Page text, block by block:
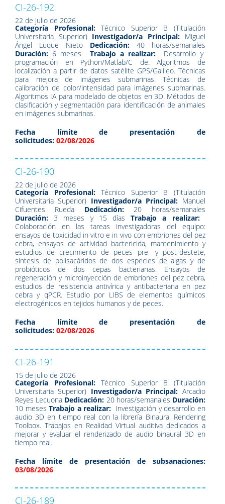
CI-26-192
22 de julio de 2026
Categoría Profesional:Técnico Superior B (Titulación
Universitaria Superior) Investigador/a Principal: Miguel
Ángel Luque Nieto Dedicación: 40 horas/semanales
Duración: 6 meses Trabajo a realizar:
Desarrollo y
programación en Python/Matlab/C de: Algoritmos de
localización a partir de datos satélite GPS/Galileo. Técnicas
para mejora de imágenes submarinas. Técnicas de
calibración de color/intensidad para imágenes submarinas.
Algoritmos IA para modelado de objetos en 3D. Métodos de
clasificación y segmentación para identificación de animales
en imágenes submarinas.
Fecha límite de presentación de
solicitudes: 02/08/2026
CI-26-190
22 de julio de 2026
Categoría Profesional:Técnico Superior B (Titulación
Universitaria Superior) Investigador/a Principal: Manuel
Cifuentes Rueda Dedicación:20 horas/semanales
Duración:3 meses y 15 díasTrabajo a realizar:
Colaboración en las tareas investigadoras del equipo:
ensayos de toxicidad in vitro e in vivo con embriones del pez
cebra, ensayos de actividad bactericida, mantenimiento y
estudios de crecimiento de peces pre- y post-destete,
síntesis de polisacáridos de dos especies de algas y de
probióticos de dos cepas bacterianas. Ensayos de
regeneración y microinyección de embriones del pez cebra,
estudios de resistencia antivírica y antibacteriana en pez
cebra y qPCR. Estudio por LIBS de elementos químicos
electrogénicos en tejidos humanos y de peces.
Fecha límite de presentación de
solicitudes: 02/08/2026
CI-26-191
15 de julio de 2026
Categoría Profesional:Técnico Superior B (Titulación
Universitaria Superior) Investigador/a Principal: Arcadio
Reyes Lecuona Dedicación: 20 horas/semanales Duración:
10 mesesTrabajo a realizar: Investigación y desarrollo en
audio 3D en tiempo real con la librería Binaural Rendering
Toolbox. Trabajos en Realidad Virtual auditiva dedicados a
mejorar y evaluar el renderizado de audio binaural 3D en
tiempo real.
Fecha límite de presentación de subsanaciones:
03/08/2026
CI-26-189